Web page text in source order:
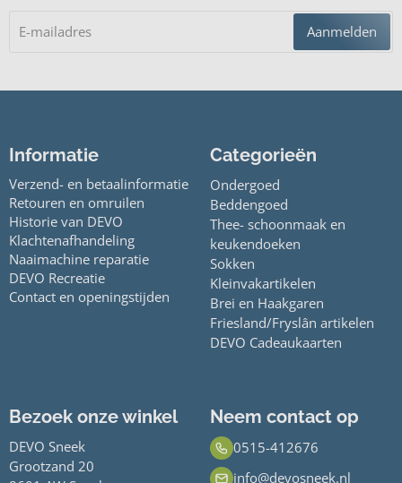
Aanmelden
Categorieën
Ondergoed
Beddengoed
Thee- schoonmaak en
keukendoeken
Sokken
Kleinvakartikelen
Brei en Haakgaren
Friesland/Fryslân artikelen
DEVO Cadeaukaarten
Bezoek onze winkel
DEVO Sneek
Grootzand 20
Neem contact op
0515-412676
info@devosneek.nl
Informatie
Verzend- en betaalinformatie
Retouren en omruilen
Historie van DEVO
Klachtenafhandeling
Naaimachine reparatie
DEVO Recreatie
Contact en openingstijden